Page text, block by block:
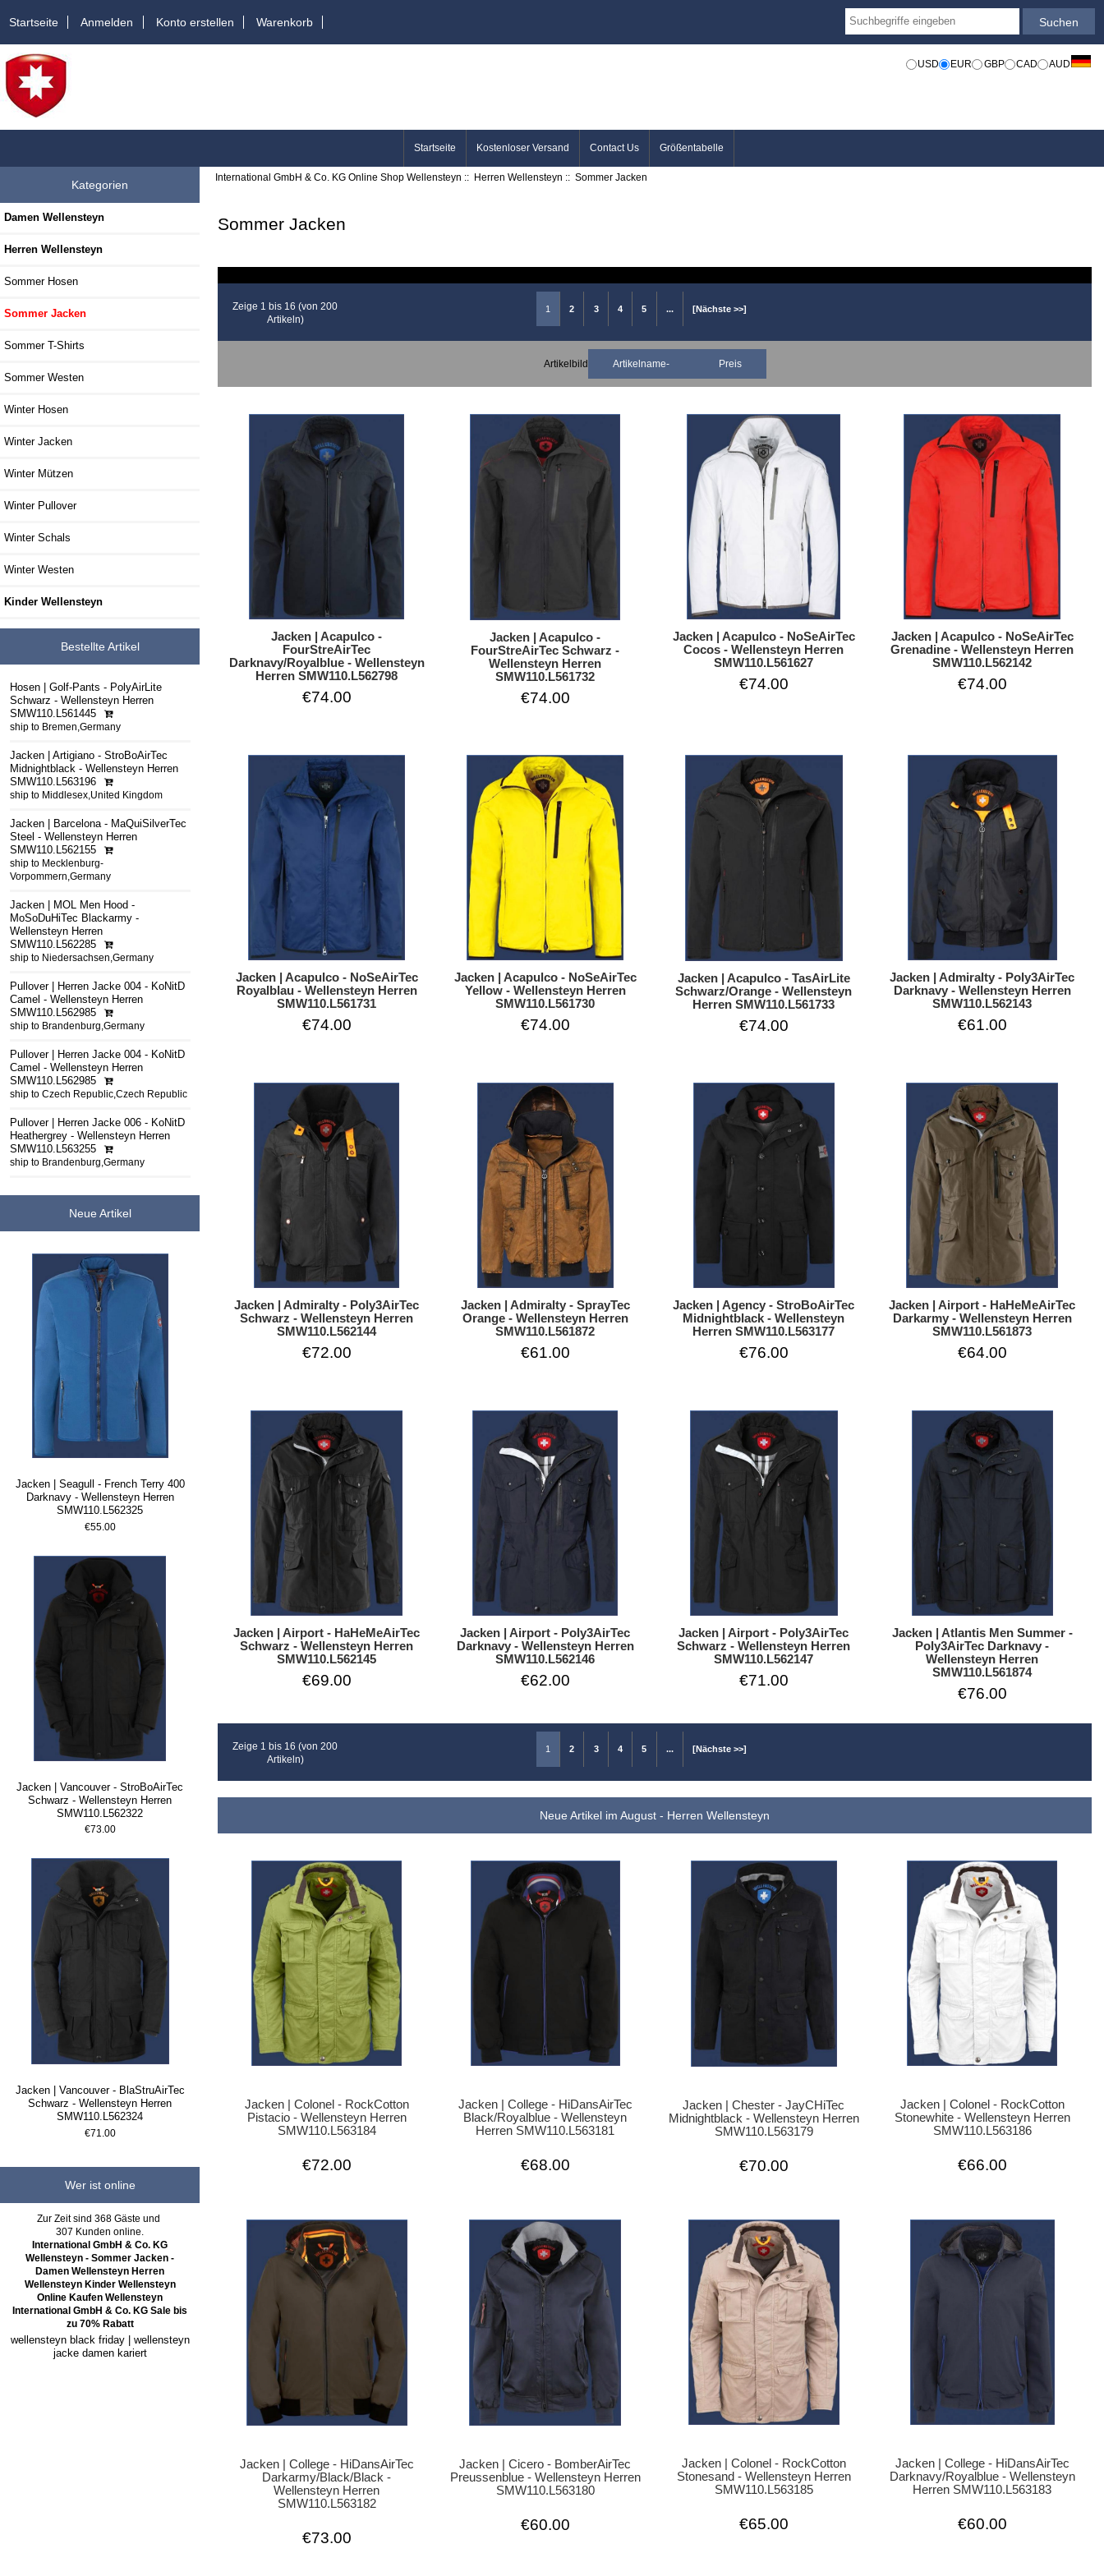
Startseite Anmelden Konto erstellen Warenkorb
USD EUR GBP CAD AUD
Startseite Kostenloser Versand Contact Us Größentabelle
Kategorien
Damen Wellensteyn
Herren Wellensteyn
Sommer Hosen
Sommer Jacken
Sommer T-Shirts
Sommer Westen
Winter Hosen
Winter Jacken
Winter Mützen
Winter Pullover
Winter Schals
Winter Westen
Kinder Wellensteyn
Bestellte Artikel
Hosen | Golf-Pants - PolyAirLite
Schwarz - Wellensteyn Herren
SMW110.L561445
ship to Bremen,Germany
Jacken | Artigiano - StroBoAirTec
Midnightblack - Wellensteyn Herren
SMW110.L563196
ship to Middlesex,United Kingdom
Jacken | Barcelona - MaQuiSilverTec
Steel - Wellensteyn Herren
SMW110.L562155
ship to Mecklenburg-
Vorpommern,Germany
Jacken | MOL Men Hood -
MoSoDuHiTec Blackarmy -
Wellensteyn Herren
SMW110.L562285
ship to Niedersachsen,Germany
Pullover | Herren Jacke 004 - KoNitD
Camel - Wellensteyn Herren
SMW110.L562985
ship to Brandenburg,Germany
Pullover | Herren Jacke 004 - KoNitD
Camel - Wellensteyn Herren
SMW110.L562985
ship to Czech Republic,Czech Republic
Pullover | Herren Jacke 006 - KoNitD
Heathergrey - Wellensteyn Herren
SMW110.L563255
ship to Brandenburg,Germany
Neue Artikel
Jacken | Seagull - French Terry 400
Darknavy - Wellensteyn Herren
SMW110.L562325
€55.00
Jacken | Vancouver - StroBoAirTec
Schwarz - Wellensteyn Herren
SMW110.L562322
€73.00
Jacken | Vancouver - BlaStruAirTec
Schwarz - Wellensteyn Herren
SMW110.L562324
€71.00
Wer ist online
Zur Zeit sind 368 Gäste und
307 Kunden online.
International GmbH & Co. KG
Wellensteyn - Sommer Jacken -
Damen Wellensteyn Herren
Wellensteyn Kinder Wellensteyn
Online Kaufen Wellensteyn
International GmbH & Co. KG Sale bis
zu 70% Rabatt
wellensteyn black friday | wellensteyn
jacke damen kariert
International GmbH & Co. KG Online Shop Wellensteyn :: Herren Wellensteyn :: Sommer Jacken
Sommer Jacken
1 2 3 4 5 ... [Nächste >>]
Zeige 1 bis 16 (von 200
Artikeln)
Artikelbild Artikelname- Preis
Jacken | Acapulco -
FourStreAirTec
Darknavy/Royalblue - Wellensteyn
Herren SMW110.L562798
€74.00
Jacken | Acapulco -
FourStreAirTec Schwarz -
Wellensteyn Herren
SMW110.L561732
€74.00
Jacken | Acapulco - NoSeAirTec
Cocos - Wellensteyn Herren
SMW110.L561627
€74.00
Jacken | Acapulco - NoSeAirTec
Grenadine - Wellensteyn Herren
SMW110.L562142
€74.00
Jacken | Acapulco - NoSeAirTec
Royalblau - Wellensteyn Herren
SMW110.L561731
€74.00
Jacken | Acapulco - NoSeAirTec
Yellow - Wellensteyn Herren
SMW110.L561730
€74.00
Jacken | Acapulco - TasAirLite
Schwarz/Orange - Wellensteyn
Herren SMW110.L561733
€74.00
Jacken | Admiralty - Poly3AirTec
Darknavy - Wellensteyn Herren
SMW110.L562143
€61.00
Jacken | Admiralty - Poly3AirTec
Schwarz - Wellensteyn Herren
SMW110.L562144
€72.00
Jacken | Admiralty - SprayTec
Orange - Wellensteyn Herren
SMW110.L561872
€61.00
Jacken | Agency - StroBoAirTec
Midnightblack - Wellensteyn
Herren SMW110.L563177
€76.00
Jacken | Airport - HaHeMeAirTec
Darkarmy - Wellensteyn Herren
SMW110.L561873
€64.00
Jacken | Airport - HaHeMeAirTec
Schwarz - Wellensteyn Herren
SMW110.L562145
€69.00
Jacken | Airport - Poly3AirTec
Darknavy - Wellensteyn Herren
SMW110.L562146
€62.00
Jacken | Airport - Poly3AirTec
Schwarz - Wellensteyn Herren
SMW110.L562147
€71.00
Jacken | Atlantis Men Summer -
Poly3AirTec Darknavy -
Wellensteyn Herren
SMW110.L561874
€76.00
1 2 3 4 5 ... [Nächste >>]
Zeige 1 bis 16 (von 200
Artikeln)
Neue Artikel im August - Herren Wellensteyn
Jacken | Colonel - RockCotton
Pistacio - Wellensteyn Herren
SMW110.L563184
€72.00
Jacken | College - HiDansAirTec
Black/Royalblue - Wellensteyn
Herren SMW110.L563181
€68.00
Jacken | Chester - JayCHiTec
Midnightblack - Wellensteyn Herren
SMW110.L563179
€70.00
Jacken | Colonel - RockCotton
Stonewhite - Wellensteyn Herren
SMW110.L563186
€66.00
Jacken | College - HiDansAirTec
Darkarmy/Black/Black -
Wellensteyn Herren
SMW110.L563182
€73.00
Jacken | Cicero - BomberAirTec
Preussenblue - Wellensteyn Herren
SMW110.L563180
€60.00
Jacken | Colonel - RockCotton
Stonesand - Wellensteyn Herren
SMW110.L563185
€65.00
Jacken | College - HiDansAirTec
Darknavy/Royalblue - Wellensteyn
Herren SMW110.L563183
€60.00